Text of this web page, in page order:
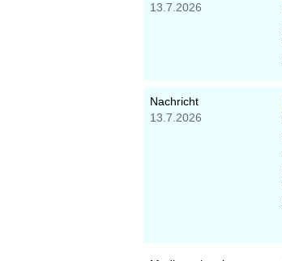
13.7.2026
Nachricht
13.7.2026